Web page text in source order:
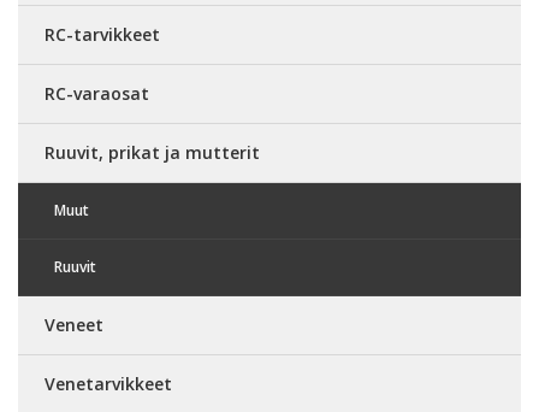
RC-tarvikkeet
RC-varaosat
Ruuvit, prikat ja mutterit
Muut
Ruuvit
Veneet
Venetarvikkeet